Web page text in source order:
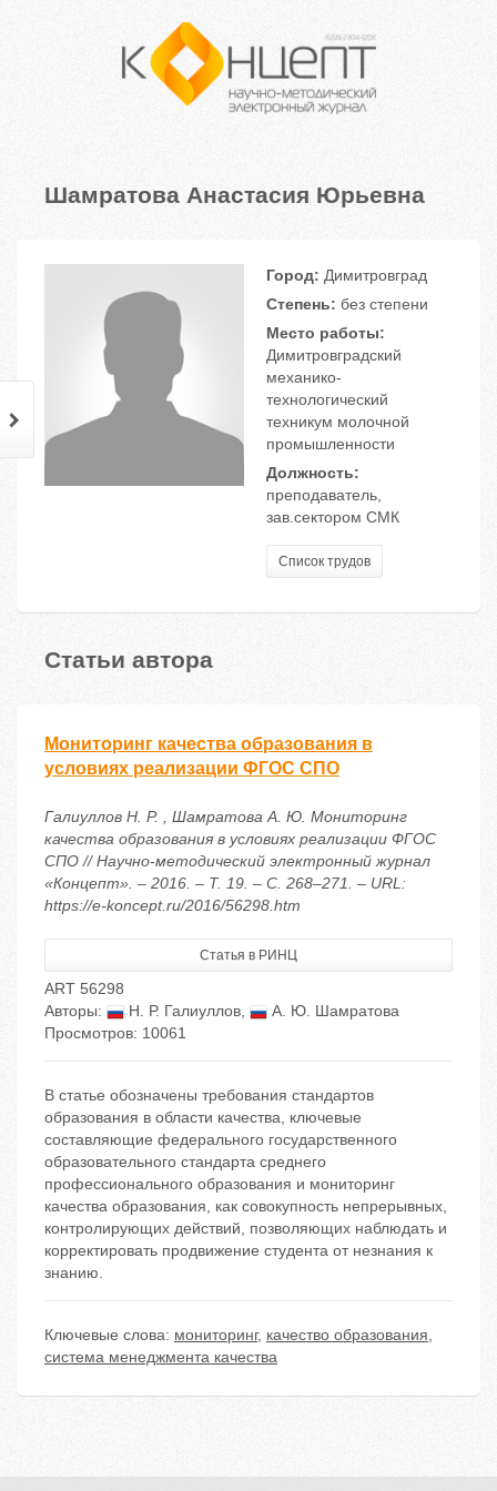
Шамратова Анастасия Юрьевна
Город: Димитровград
Степень: без степени
Место работы:
Димитровградский
механико-
технологический
техникум молочной
промышленности
Должность:
преподаватель,
зав.сектором СМК
Список трудов
Статьи автора
Мониторинг качества образования в
условиях реализации ФГОС СПО
Галиуллов Н. Р. , Шамратова А. Ю. Мониторинг
качества образования в условиях реализации ФГОС
СПО // Научно-методический электронный журнал
«Концепт». – 2016. – Т. 19. – С. 268–271. – URL:
https://e-koncept.ru/2016/56298.htm
Статья в РИНЦ
ART 56298
Авторы:
Н. Р. Галиуллов,
А. Ю. Шамратова
Просмотров: 10061
В статье обозначены требования стандартов
образования в области качества, ключевые
составляющие федерального государственного
образовательного стандарта среднего
профессионального образования и мониторинг
качества образования, как совокупность непрерывных,
контролирующих действий, позволяющих наблюдать и
корректировать продвижение студента от незнания к
знанию.
Ключевые слова: мониторинг, качество образования,
система менеджмента качества